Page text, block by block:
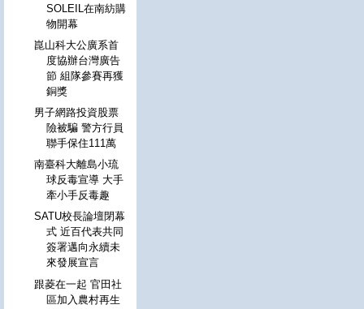
SOLEIL在南紡購
物開幕
崑山科大公廣系首
度協辦台灣廣告
節 組隊參賽再獲
銅獎
男子網路投資股票
險被騙 警方行員
聯手保住111萬
南臺科大離島小琉
球反毒宣導 大手
牽小手反毒趣
SATU校長論壇閉幕
式 近百代表共同
簽署邁向永續未
來發展宣言
跟菱在一起 官田社
區加入農村再生